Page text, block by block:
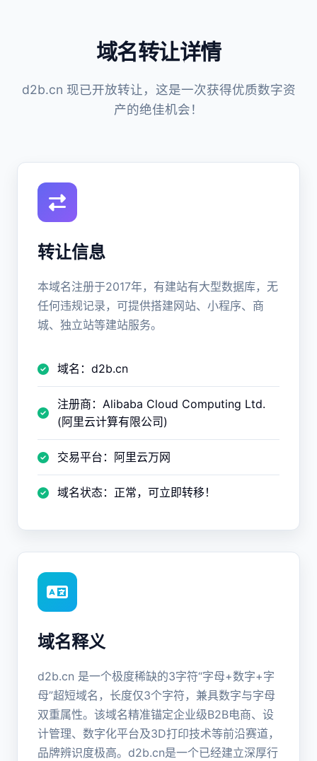
域名转让详情
d2b.cn 现已开放转让，这是一次获得优质数字资
产的绝佳机会！
转让信息
本域名注册于2017年，有建站有大型数据库，无
任何违规记录，可提供搭建网站、小程序、商
城、独立站等建站服务。
域名：d2b.cn
注册商：Alibaba Cloud Computing Ltd.
(阿里云计算有限公司)
交易平台：阿里云万网
域名状态：正常，可立即转移！
域名释义
d2b.cn 是一个极度稀缺的3字符“字母+数字+字
母”超短域名，长度仅3个字符，兼具数字与字母
双重属性。该域名精准锚定企业级B2B电商、设
计管理、数字化平台及3D打印技术等前沿赛道，
品牌辨识度极高。d2b.cn是一个已经建立深厚行